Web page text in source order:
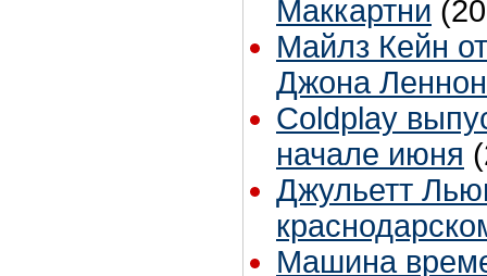
Маккартни
Майлз Кейн
Джона
Coldplay
начале июня
Джульетт
Машина